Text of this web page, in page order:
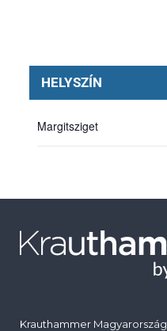
HELYSZÍN
Margitsziget
Krauthammer Magyarország